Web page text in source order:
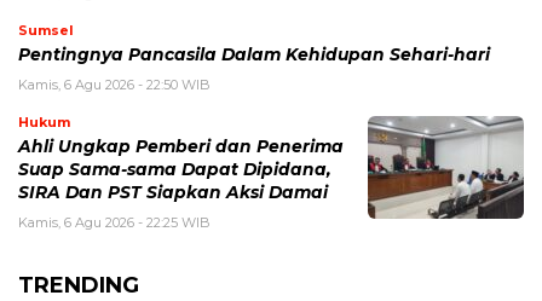
Sumsel
Pentingnya Pancasila Dalam Kehidupan Sehari-hari
Kamis, 6 Agu 2026 - 22:50 WIB
Hukum
Ahli Ungkap Pemberi dan Penerima
Suap Sama-sama Dapat Dipidana,
SIRA Dan PST Siapkan Aksi Damai
Kamis, 6 Agu 2026 - 22:25 WIB
TRENDING